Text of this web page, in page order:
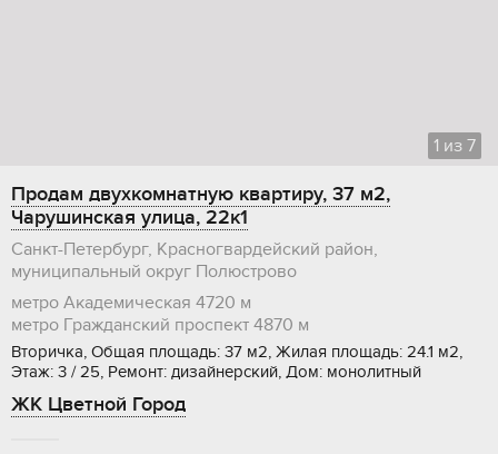
1 из 7
Продам двухкомнатную квартиру, 37 м2,
Чарушинская улица, 22к1
Санкт-Петербург, Красногвардейский район,
муниципальный округ Полюстрово
метро Академическая 4720 м
метро Гражданский проспект 4870 м
Вторичка, Общая площадь: 37 м2, Жилая площадь: 24.1 м2,
Этаж: 3 / 25, Ремонт: дизайнерский, Дом: монолитный
ЖК Цветной Город